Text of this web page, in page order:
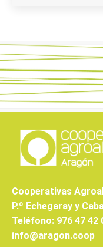
Cooperativas
P.º Echegaray y
Teléfono: 976 47 42
info@aragon.coop